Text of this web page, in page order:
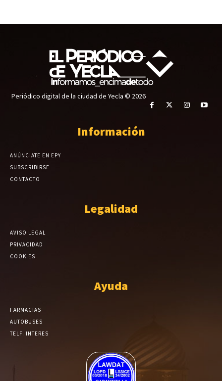
Periódico digital de la ciudad de Yecla © 2026
Información
ANÚNCIATE EN EPY
SUBSCRIBIRSE
CONTACTO
Legalidad
AVISO LEGAL
PRIVACIDAD
COOKIES
Ayuda
FARMACIAS
AUTOBUSES
TELF. INTERES